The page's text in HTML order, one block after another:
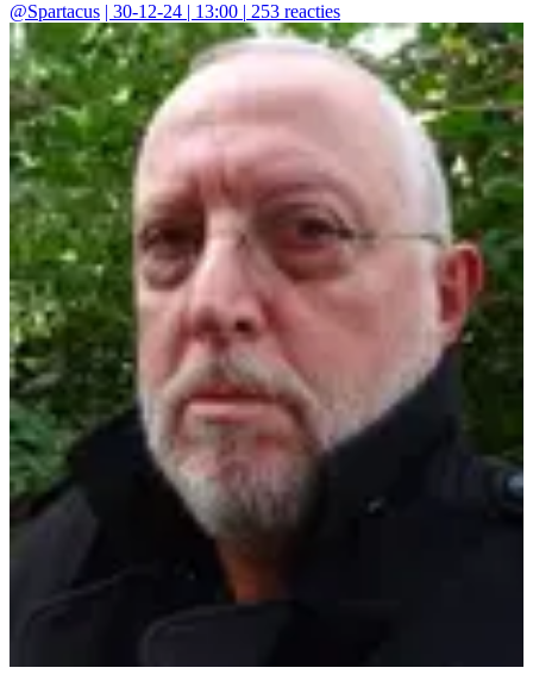
@Spartacus | 30-12-24 | 13:00 | 253 reacties